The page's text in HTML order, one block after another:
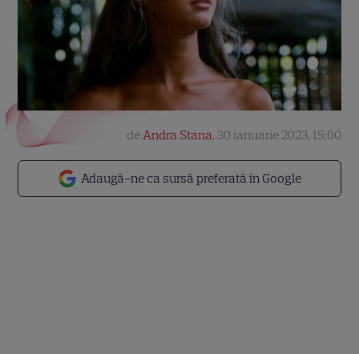
Adaugă-ne ca sursă preferată în Google
deAndra Stana, 30 ianuarie 2023, 15:00